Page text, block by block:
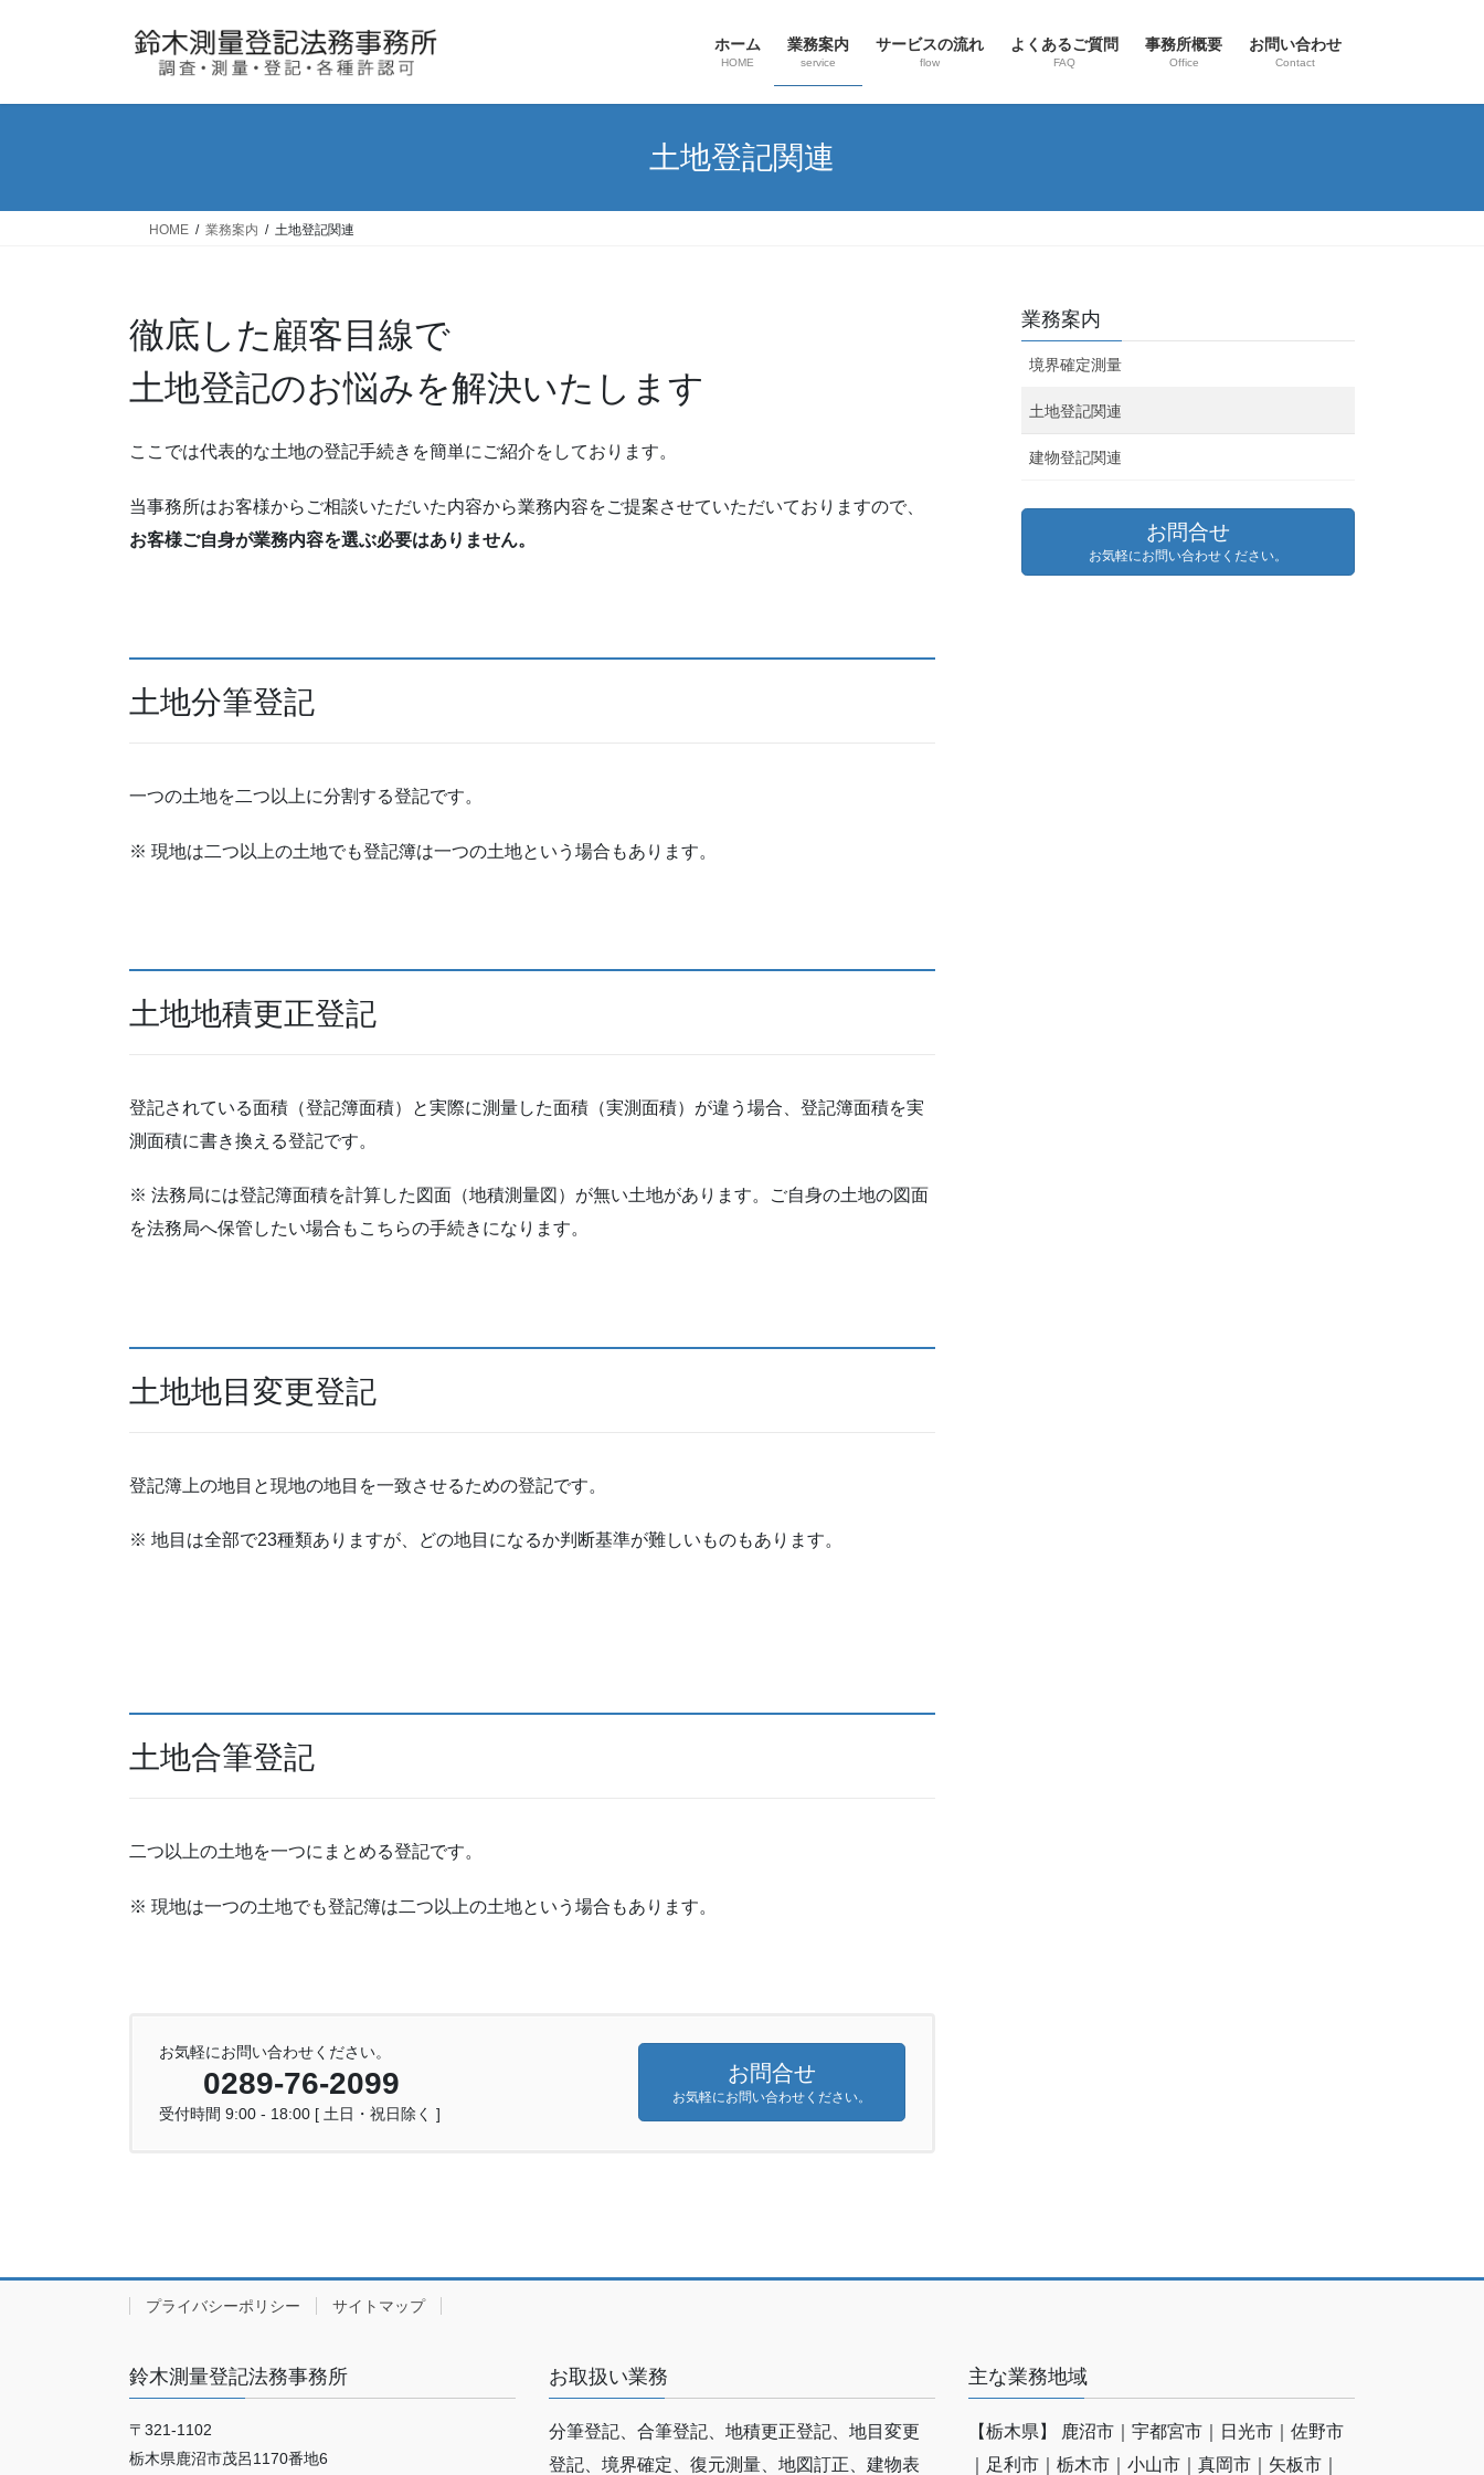
ホーム
HOME
業務案内
service
サービスの流れ
flow
よくあるご質問
FAQ
事務所概要
Office
お問い合わせ
Contact
土地登記関連
HOME 業務案内 土地登記関連
徹底した顧客目線で
土地登記のお悩みを解決いたします
ここでは代表的な土地の登記手続きを簡単にご紹介をしております。
当事務所はお客様からご相談いただいた内容から業務内容をご提案させていただいておりますので、
お客様ご自身が業務内容を選ぶ必要はありません。
土地分筆登記
一つの土地を二つ以上に分割する登記です。
※ 現地は二つ以上の土地でも登記簿は一つの土地という場合もあります。
土地地積更正登記
登記されている面積（登記簿面積）と実際に測量した面積（実測面積）が違う場合、登記簿面積を実
測面積に書き換える登記です。
※ 法務局には登記簿面積を計算した図面（地積測量図）が無い土地があります。ご自身の土地の図面
を法務局へ保管したい場合もこちらの手続きになります。
土地地目変更登記
登記簿上の地目と現地の地目を一致させるための登記です。
※ 地目は全部で23種類ありますが、どの地目になるか判断基準が難しいものもあります。
土地合筆登記
二つ以上の土地を一つにまとめる登記です。
※ 現地は一つの土地でも登記簿は二つ以上の土地という場合もあります。
お気軽にお問い合わせください。
0289-76-2099
受付時間 9:00 - 18:00 [ 土日・祝日除く ]
お問合せ
お気軽にお問い合わせください。
業務案内
境界確定測量
土地登記関連
建物登記関連
お問合せ
お気軽にお問い合わせください。
プライバシーポリシー サイトマップ
鈴木測量登記法務事務所
〒321-1102
栃木県鹿沼市茂呂1170番地6
お取扱い業務
分筆登記、合筆登記、地積更正登記、地目変更
登記、境界確定、復元測量、地図訂正、建物表
主な業務地域
【栃木県】 鹿沼市｜宇都宮市｜日光市｜佐野市
｜足利市｜栃木市｜小山市｜真岡市｜矢板市｜